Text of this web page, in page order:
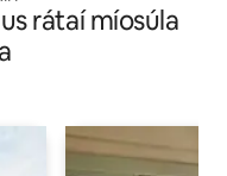
rátaí míosúla